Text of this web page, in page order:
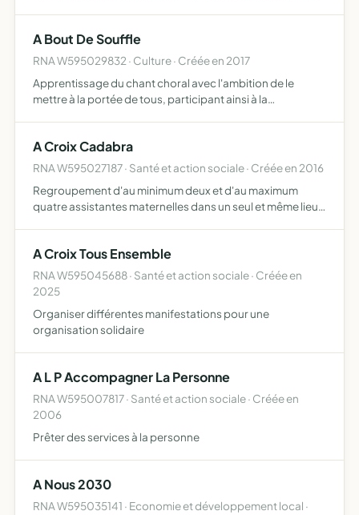
A Bout De Souffle
RNA W595029832 · Culture · Créée en 2017
Apprentissage du chant choral avec l'ambition de le
mettre à la portée de tous, participant ainsi à la
un cadr…
A Croix Cadabra
RNA W595027187 · Santé et action sociale · Créée en 2016
Regroupement d'au minimum deux et d'au maximum
quatre assistantes maternelles dans un seul et même lieu
en…
A Croix Tous Ensemble
RNA W595045688 · Santé et action sociale · Créée en
2025
Organiser différentes manifestations pour une
organisation solidaire
A L P Accompagner La Personne
RNA W595007817 · Santé et action sociale · Créée en
2006
Prêter des services à la personne
A Nous 2030
RNA W595035141 · Economie et développement local ·